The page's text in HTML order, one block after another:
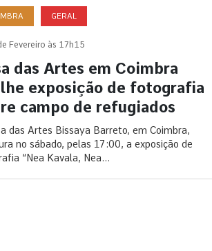
GERAL
Fevereiro às 17h15
das Artes em Coimbra
exposição de fotografia
campo de refugiados
das Artes Bissaya Barreto, em Coimbra,
no sábado, pelas 17:00, a exposição de
“Nea Kavala, Nea...